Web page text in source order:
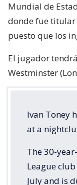
Mundial de
donde fue titular
puesto que los
El jugador
Westminster
Ivan Toney
at a
The 30-
League
July and is